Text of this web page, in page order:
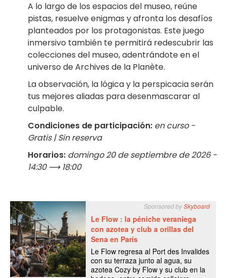
A lo largo de los espacios del museo, reúne
pistas, resuelve enigmas y afronta los desafíos
planteados por los protagonistas. Este juego
inmersivo también te permitirá redescubrir las
colecciones del museo, adentrándote en el
universo de Archives de la Planète.
La observación, la lógica y la perspicacia serán
tus mejores aliadas para desenmascarar al
culpable.
Condiciones de participación: en curso -
Gratis | Sin reserva
Horarios: domingo 20 de septiembre de 2026 -
14:30 ⟶ 18:00